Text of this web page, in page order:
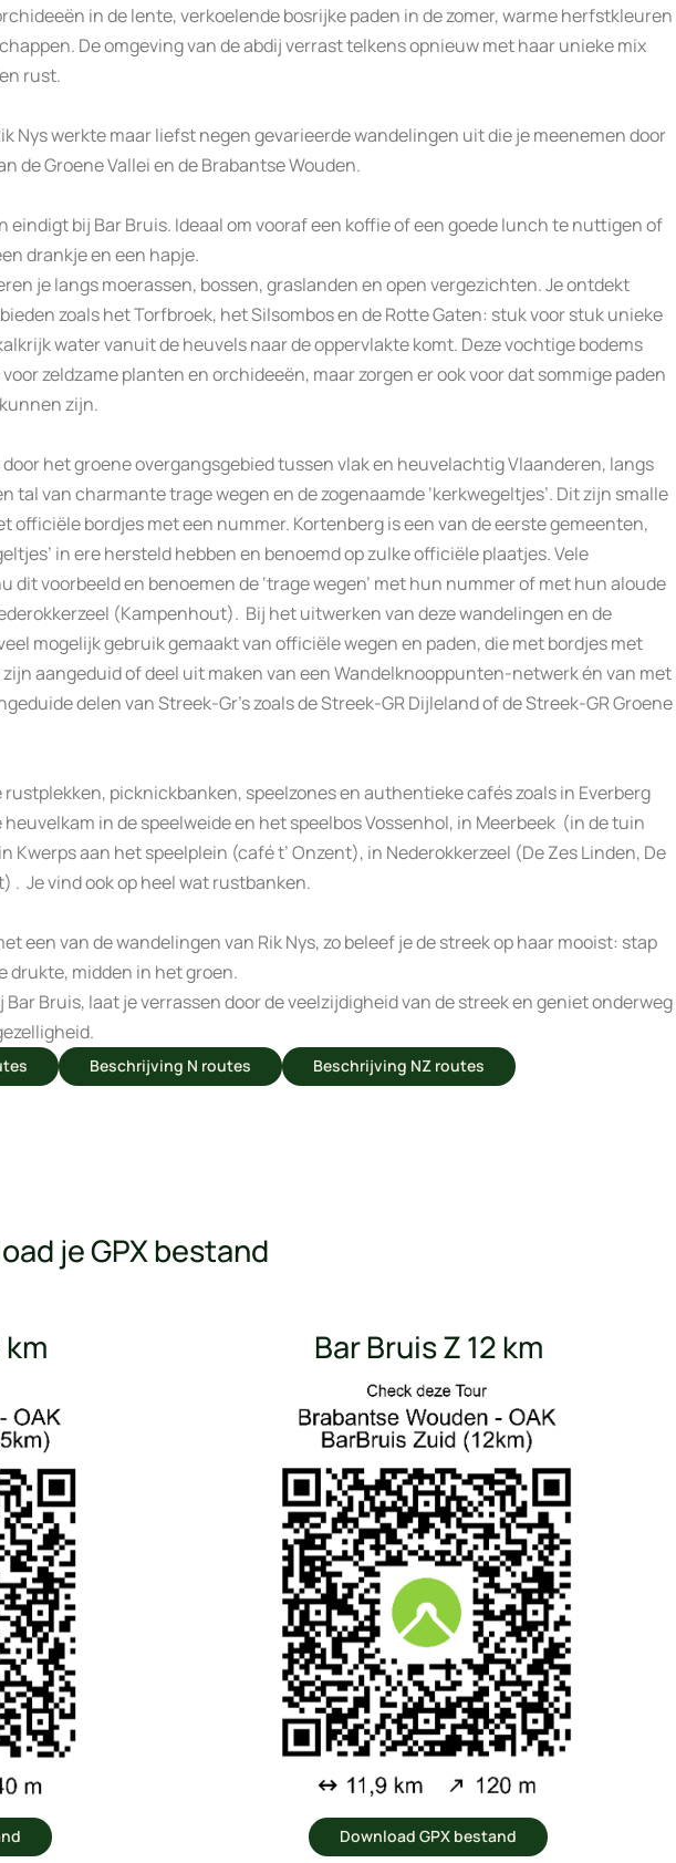
in de lente, verkoelende bosrijke paden in de zomer, warme herfstkleuren
De omgeving van de abdij verrast telkens opnieuw met haar unieke mix
rust.
Nys werkte maar liefst negen gevarieerde wandelingen uit die je meenemen door
de Groene Vallei en de Brabantse Wouden.
eindigt bij Bar Bruis. Ideaal om vooraf een koffie of een goede lunch te nuttigen of
drankje en een hapje.
je langs moerassen, bossen, graslanden en open vergezichten. Je ontdekt
zoals het Torfbroek, het Silsombos en de Rotte Gaten: stuk voor stuk unieke
water vanuit de heuvels naar de oppervlakte komt. Deze vochtige bodems
zeldzame planten en orchideeën, maar zorgen er ook voor dat sommige paden
zijn.
het groene overgangsgebied tussen vlak en heuvelachtig Vlaanderen, langs
tal van charmante trage wegen en de zogenaamde ‘kerkwegeltjes’. Dit zijn smalle
officiële bordjes met een nummer. Kortenberg is een van de eerste gemeenten,
in ere hersteld hebben en benoemd op zulke officiële plaatjes. Vele
dit voorbeeld en benoemen de ‘trage wegen’ met hun nummer of met hun aloude
(Kampenhout). Bij het uitwerken van deze wandelingen en de
mogelijk gebruik gemaakt van officiële wegen en paden, die met bordjes met
aangeduid of deel uit maken van een Wandelknooppunten-netwerk én van met
delen van Streek-Gr’s zoals de Streek-GR Dijleland of de Streek-GR Groene
rustplekken, picknickbanken, speelzones en authentieke cafés zoals in Everberg
in de speelweide en het speelbos Vossenhol, in Meerbeek (in de tuin
Kwerps aan het speelplein (café t’ Onzent), in Nederokkerzeel (De Zes Linden, De
. Je vind ook op heel wat rustbanken.
een van de wandelingen van Rik Nys, zo beleef je de streek op haar mooist: stap
drukte, midden in het groen.
Bruis, laat je verrassen door de veelzijdigheid van de streek en geniet onderweg
Beschrijving N routes Beschrijving NZ routes
je GPX bestand
km Bar Bruis Z 12 km
Download GPX bestand